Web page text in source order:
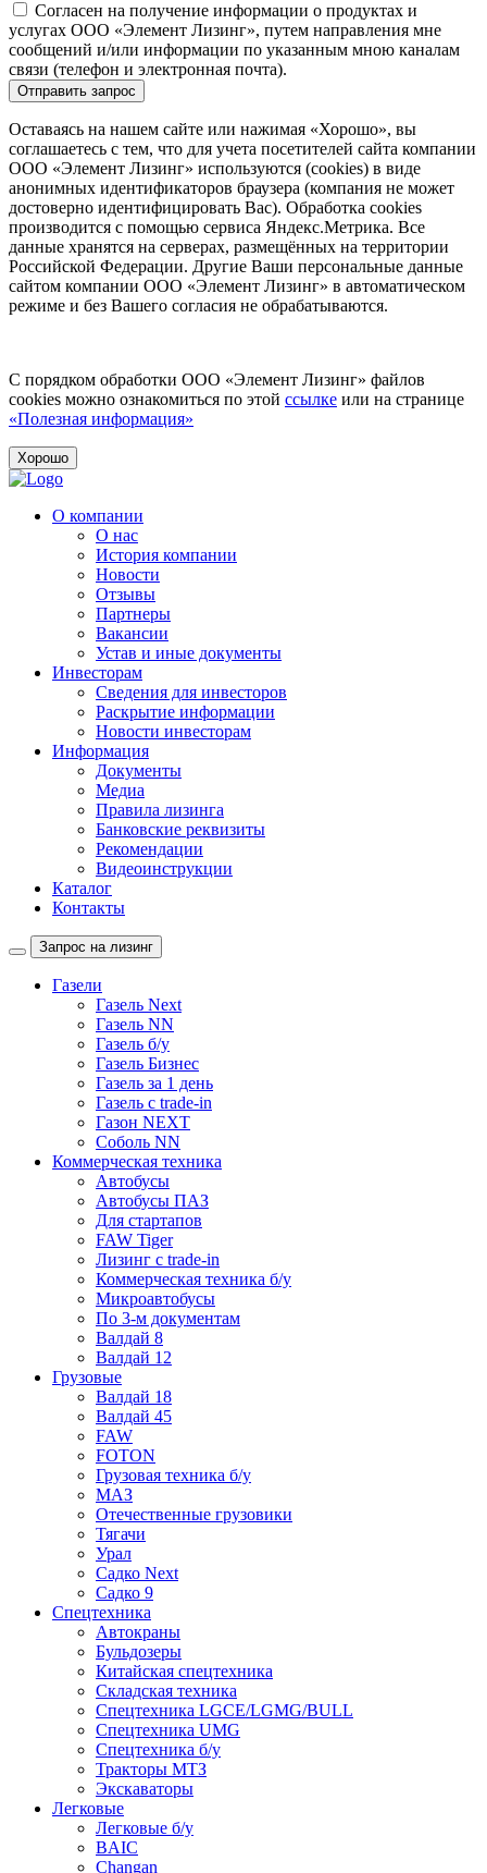
Согласен на получение информации о продуктах и
услугах ООО «Элемент Лизинг», путем направления мне
сообщений и/или информации по указанным мною каналам
связи (телефон и электронная почта).
Отправить запрос
Оставаясь на нашем сайте или нажимая «Хорошо», вы
соглашаетесь с тем, что для учета посетителей сайта компании
ООО «Элемент Лизинг» используются (cookies) в виде
анонимных идентификаторов браузера (компания не может
достоверно идентифицировать Вас). Обработка cookies
производится с помощью сервиса Яндекс.Метрика. Все
данные хранятся на серверах, размещённых на территории
Российской Федерации. Другие Ваши персональные данные
сайтом компании ООО «Элемент Лизинг» в автоматическом
режиме и без Вашего согласия не обрабатываются.
С порядком обработки ООО «Элемент Лизинг» файлов
cookies можно ознакомиться по этой ссылке или на странице
«Полезная информация»
Хорошо
О компании
О нас
История компании
Новости
Отзывы
Партнеры
Вакансии
Устав и иные документы
Инвесторам
Сведения для инвесторов
Раскрытие информации
Новости инвесторам
Информация
Документы
Медиа
Правила лизинга
Банковские реквизиты
Рекомендации
Видеоинструкции
Каталог
Контакты
Запрос на лизинг
Газели
Газель Next
Газель NN
Газель б/у
Газель Бизнес
Газель за 1 день
Газель с trade-in
Газон NEXT
Соболь NN
Коммерческая техника
Автобусы
Автобусы ПАЗ
Для стартапов
FAW Tiger
Лизинг с trade-in
Коммерческая техника б/у
Микроавтобусы
По 3-м документам
Валдай 8
Валдай 12
Грузовые
Валдай 18
Валдай 45
FAW
FOTON
Грузовая техника б/у
МАЗ
Отечественные грузовики
Тягачи
Урал
Садко Next
Садко 9
Спецтехника
Автокраны
Бульдозеры
Китайская спецтехника
Складская техника
Спецтехника LGCE/LGMG/BULL
Спецтехника UMG
Спецтехника б/у
Тракторы МТЗ
Экскаваторы
Легковые
Легковые б/у
BAIC
Changan